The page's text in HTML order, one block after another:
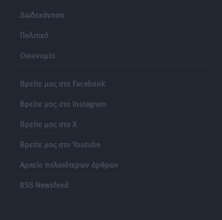
Δωδεκάνησα
Πολιτική
Οικονομία
Βρείτε μας στο Facebook
Βρείτε μας στο Instagram
Βρείτε μας στο X
Βρείτε μας στο Youtube
Αρχείο παλαιότερων άρθρων
RSS Newsfeed